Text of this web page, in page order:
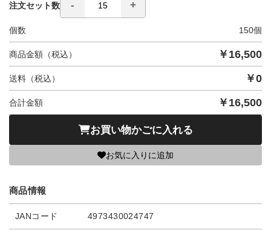
注文セット数
個数 150個
商品金額（税込） ￥ 16,500
送料（税込） ￥0
合計金額 ￥ 16,500
お買い物かごに入れる
お気に入りに追加
商品情報
JANコード 4973430024747